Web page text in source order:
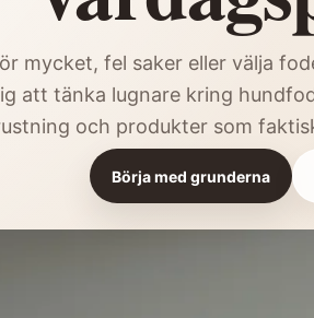
mycket, fel saker eller välja
att tänka lugnare kring
och produkter som
Börja med grunderna